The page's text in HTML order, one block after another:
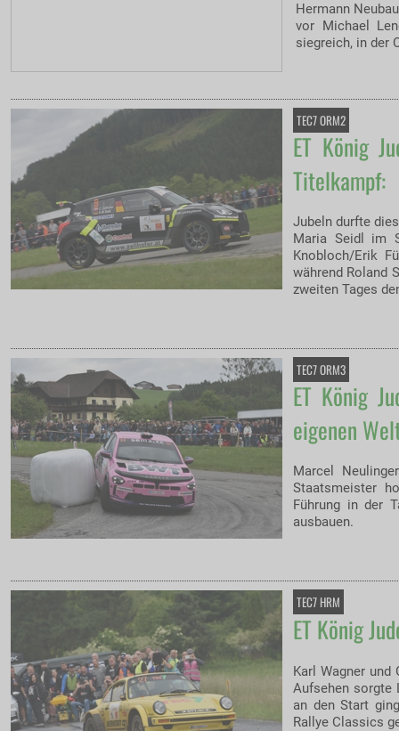
Hermann
vor Michael
siegreich, in der
TEC7 ORM2
ET König
Titelkampf:
Jubeln durfte
Maria Seidl im
Knobloch/Erik
während Roland
zweiten Tages
TEC7 ORM3
ET König
eigenen
Marcel
Staatsmeister
Führung in der
ausbauen.
TEC7 HRM
ET König
Karl Wagner und
Aufsehen sorgte
an den Start
Rallye Classics